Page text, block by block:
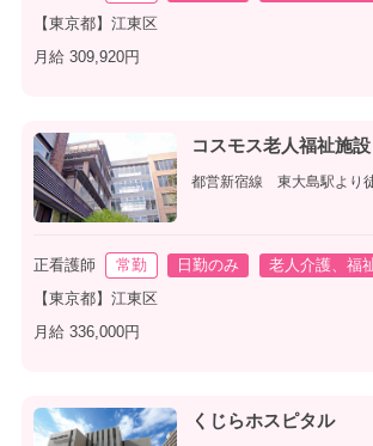
【東京都】江東区
月給 309,920円
コスモス老人福祉施設
都営新宿線 東大島駅より
正看護師 常勤 日勤のみ
老人介護、福
【東京都】江東区
月給 336,000円
くじらホスピタル